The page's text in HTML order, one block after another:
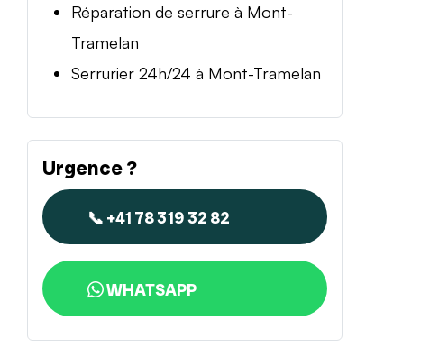
Réparation de serrure à Mont-
Tramelan
Serrurier 24h/24 à Mont-Tramelan
Urgence ?
📞 +41 78 319 32 82
WHATSAPP